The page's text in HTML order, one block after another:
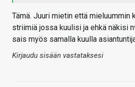
Tämä. Juuri mietin että mieluummin
striimiä jossa kuulisi ja ehkä näkisi
sais myös samalla kuulla
Kirjaudu sisään vastataksesi